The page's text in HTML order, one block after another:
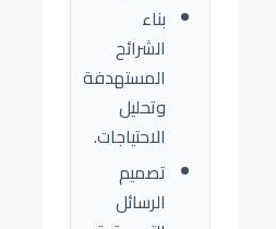
بناء
الشرائح
المستهدفة
وتحليل
الاحتياجات.
تصميم
الرسائل